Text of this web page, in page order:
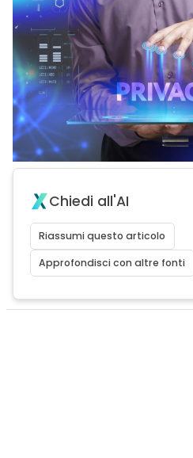
Chiedi all'AI
Riassumi questo articolo
Approfondisci con altre fonti